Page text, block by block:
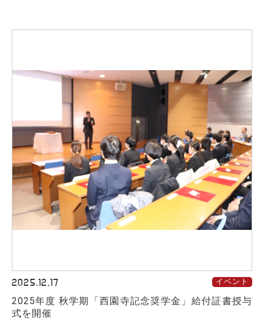
2025.12.17 イベント
2025年度 秋学期「西園寺記念奨学金」給付証書授与
式を開催